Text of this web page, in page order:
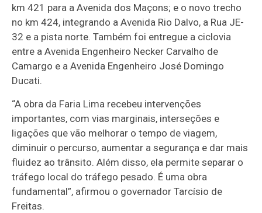
km 421 para a Avenida dos Maçons; e o novo trecho
no km 424, integrando a Avenida Rio Dalvo, a Rua JE-
32 e a pista norte. Também foi entregue a ciclovia
entre a Avenida Engenheiro Necker Carvalho de
Camargo e a Avenida Engenheiro José Domingo
Ducati.
“A obra da Faria Lima recebeu intervenções
importantes, com vias marginais, interseções e
ligações que vão melhorar o tempo de viagem,
diminuir o percurso, aumentar a segurança e dar mais
fluidez ao trânsito. Além disso, ela permite separar o
tráfego local do tráfego pesado. É uma obra
fundamental”, afirmou o governador Tarcísio de
Freitas.